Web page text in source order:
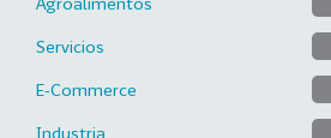
Servicios
E-Commerce
Industria